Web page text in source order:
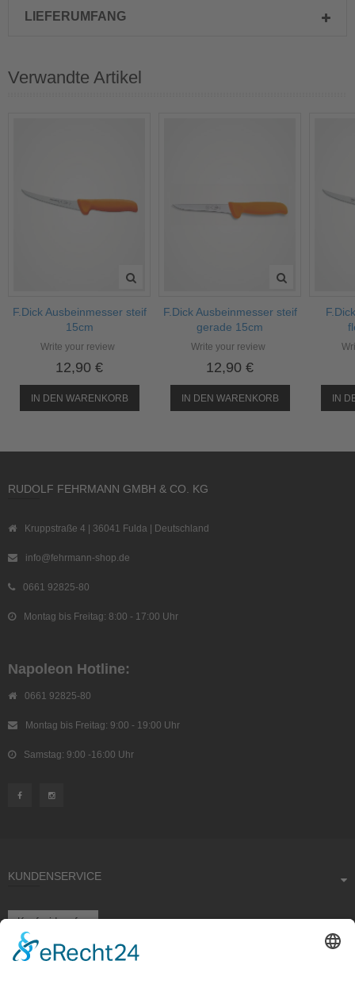
LIEFERUMFANG
Verwandte Artikel
F.Dick Ausbeinmesser steif
15cm
Write your review
12,90 €
IN DEN WARENKORB
F.Dick Ausbeinmesser steif
gerade 15cm
Write your review
12,90 €
IN DEN WARENKORB IN
RUDOLF FEHRMANN GMBH & CO. KG
Kruppstraße 4 | 36041 Fulda | Deutschland
info@fehrmann-shop.de
0661 92825-80
Montag bis Freitag: 8:00 - 17:00 Uhr
Napoleon Hotline:
0661 92825-80
Montag bis Freitag: 9:00 - 19:00 Uhr
Samstag: 9:00 -16:00 Uhr
KUNDENSERVICE
Kauf widerrufen
RECHTLICHES